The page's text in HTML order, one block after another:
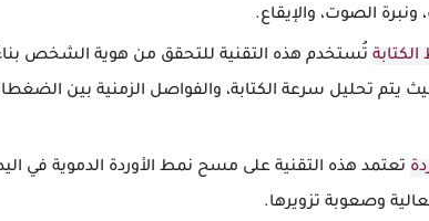
الصوت، والإيقاع.
تُستخدم هذه التقنية للتحقق من هوية الشخص
يتم تحليل سرعة الكتابة، والفواصل الزمنية بين
تعتمد هذه التقنية على مسح نمط الأوردة الدموية في
وصعوبة تزويرها.